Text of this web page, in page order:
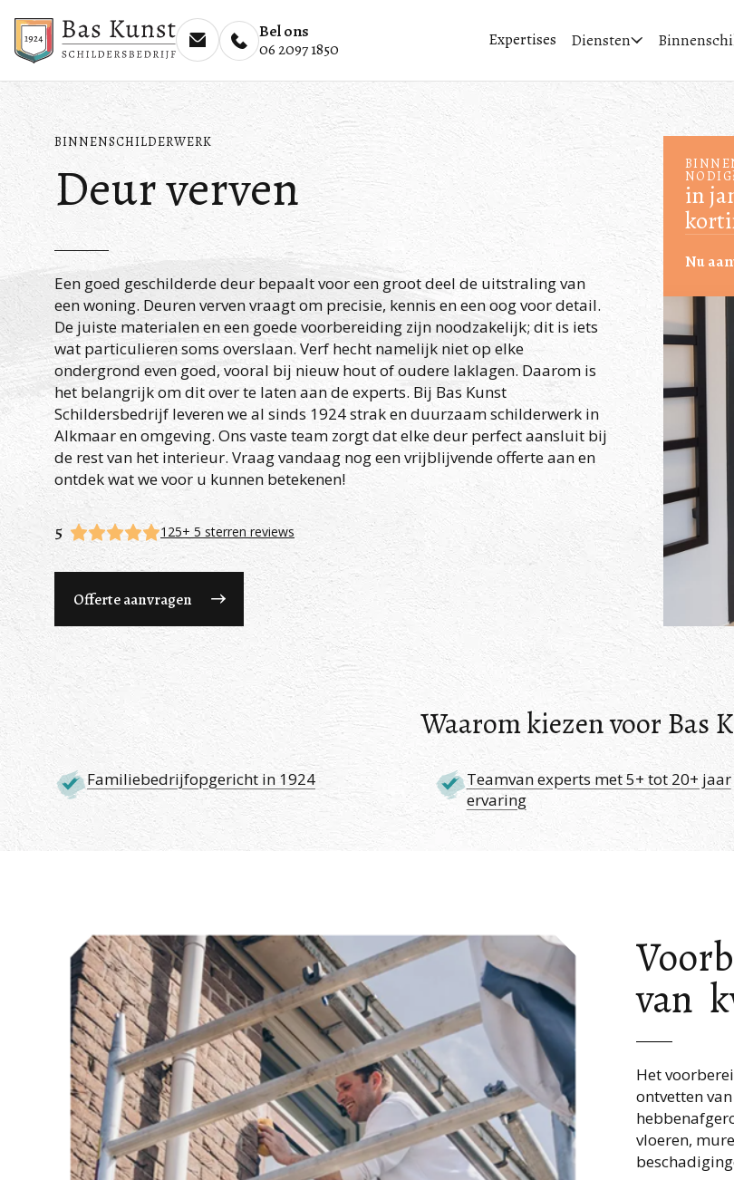
Bel ons
06 2097 1850
Expertises Diensten
BINNENSCHILDERWERK
Deur verven
Een goed geschilderde deur bepaalt voor een groot deel de uitstraling van
een woning. Deuren verven vraagt om precisie, kennis en een oog voor detail.
De juiste materialen en een goede voorbereiding zijn noodzakelijk; dit is iets
wat particulieren soms overslaan. Verf hecht namelijk niet op elke
ondergrond even goed, vooral bij nieuw hout of oudere laklagen. Daarom is
het belangrijk om dit over te laten aan de experts. Bij Bas Kunst
Schildersbedrijf leveren we al sinds 1924 strak en duurzaam schilderwerk in
Alkmaar en omgeving. Ons vaste team zorgt dat elke deur perfect aansluit bij
de rest van het interieur. Vraag vandaag nog een vrijblijvende offerte aan en
ontdek wat we voor u kunnen betekenen!
5 125+ 5 sterren reviews
Offerte aanvragen
in
Nu
Waarom kiezen voor Bas
Familiebedrijfopgericht in 1924
Teamvan experts met 5+ tot 20+ jaar
ervaring
van
Het
ontvetten
vloeren,